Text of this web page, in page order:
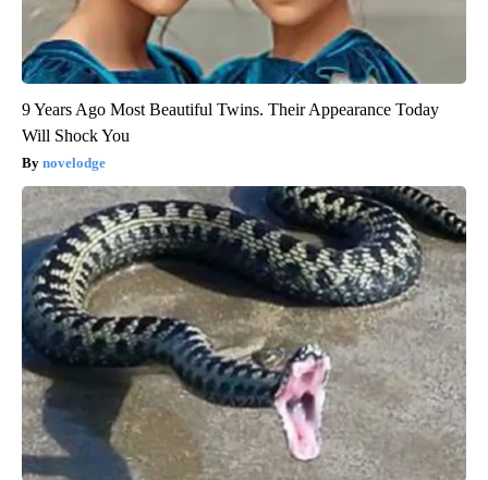
9 Years Ago Most Beautiful Twins. Their Appearance Today
Will Shock You
novelodge